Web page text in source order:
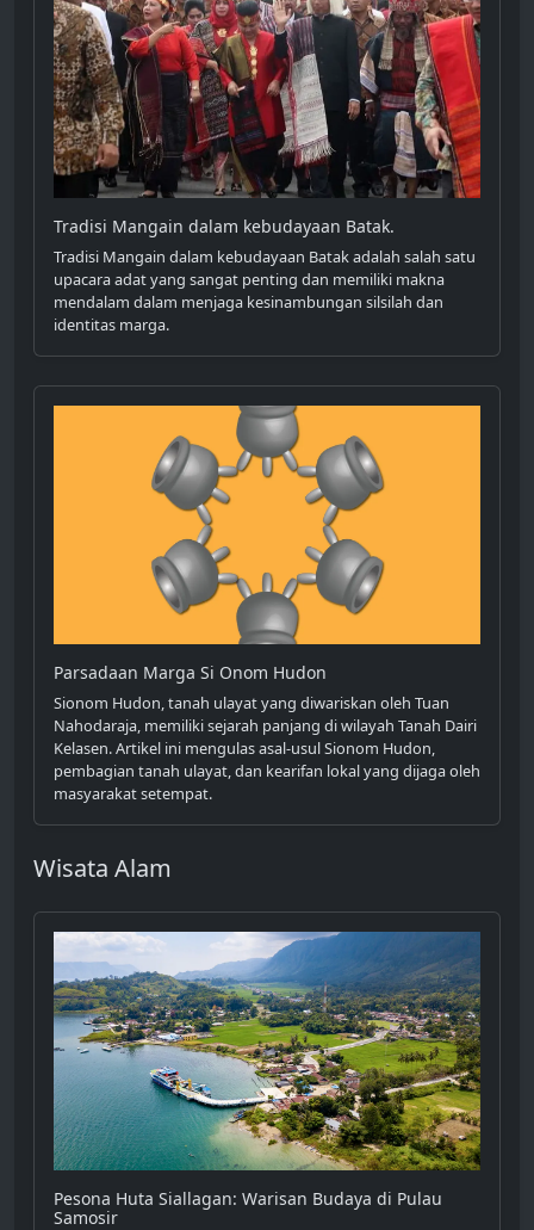
Tradisi Mangain dalam kebudayaan Batak.
Tradisi Mangain dalam kebudayaan Batak adalah salah satu
upacara adat yang sangat penting dan memiliki makna
mendalam dalam menjaga kesinambungan silsilah dan
identitas marga.
Parsadaan Marga Si Onom Hudon
Sionom Hudon, tanah ulayat yang diwariskan oleh Tuan
Nahodaraja, memiliki sejarah panjang di wilayah Tanah Dairi
Kelasen. Artikel ini mengulas asal-usul Sionom Hudon,
pembagian tanah ulayat, dan kearifan lokal yang dijaga oleh
masyarakat setempat.
Wisata Alam
Pesona Huta Siallagan: Warisan Budaya di Pulau
Samosir